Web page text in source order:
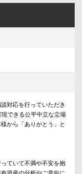
対応を行っていただき
できる公平中立な立場
から「ありがとう」と
ていて不満や不安を抱